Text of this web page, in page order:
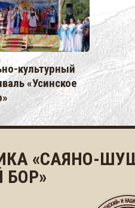
культурный
«Усинское
«САЯНО-